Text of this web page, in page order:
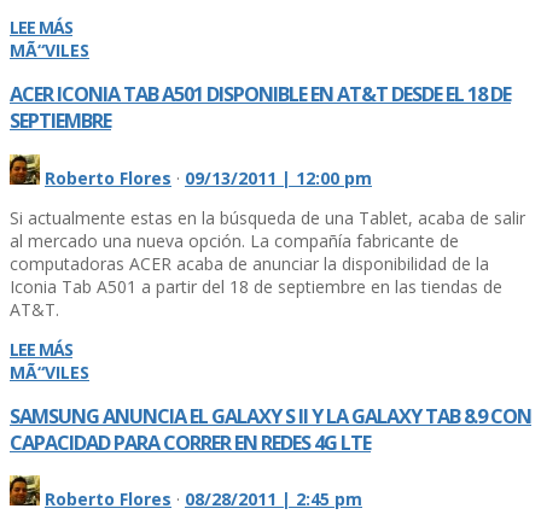
LEE MÁS
MÃ“VILES
ACER ICONIA TAB A501 DISPONIBLE EN AT&T DESDE EL 18 DE
SEPTIEMBRE
Roberto Flores · 09/13/2011 | 12:00 pm
Si actualmente estas en la búsqueda de una Tablet, acaba de salir
al mercado una nueva opción. La compañí­a fabricante de
computadoras ACER acaba de anunciar la disponibilidad de la
Iconia Tab A501 a partir del 18 de septiembre en las tiendas de
AT&T.
LEE MÁS
MÃ“VILES
SAMSUNG ANUNCIA EL GALAXY S II Y LA GALAXY TAB 8.9 CON
CAPACIDAD PARA CORRER EN REDES 4G LTE
Roberto Flores · 08/28/2011 | 2:45 pm